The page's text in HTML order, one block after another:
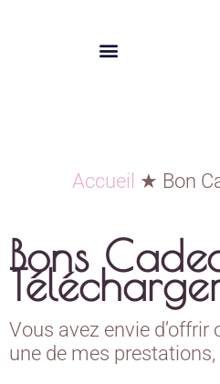
Accueil ★ Bon
Bons
Vous avez envie
une de mes prestations,